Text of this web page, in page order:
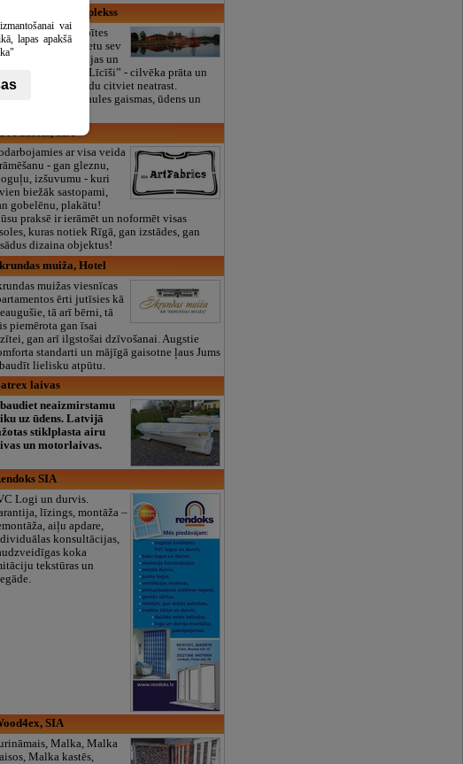
atpūtas komplekss
un Kausupītes
līcī mājvietu sev
Dabas relaksācijas un
komplekss „Līcīši” - cilvēka prāta un
radīta vide, kādu citviet neatrast.
paveras saules gaismas, ūdens un
ar visa veida
- gan gleznu,
izšuvumu - kuri
biežāk sastopami,
gobelēnu, plakātu!
praksē ir ierāmēt un noformēt visas
kuras notiek Rīgā, gan izstādes, gan
dizaina objektus!
muiža, Hotel
muižas viesnīcas
ērti jutīsies kā
tā arī bērni, tā
piemērota gan īsai
gan arī ilgstošai dzīvošanai. Augstie
standarti un mājīgā gaisotne ļaus Jums
lielisku atpūtu.
laivas
neaizmirstamu
uz ūdens. Latvijā
stiklplasta airu
un motorlaivas.
SIA
Logi un durvis.
līzings, montāža –
aiļu apdare,
konsultācijas,
koka
tekstūras un
SIA
Malka, Malka
Malka kastēs,
vai
lapas apakšā